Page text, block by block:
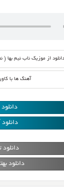
دانلود از موزیک ناب نیم
آهنگ ها با
دانلود
دانلود